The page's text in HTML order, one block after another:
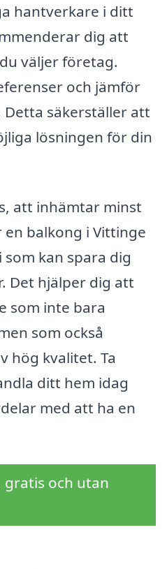
hantverkare i ditt
dig att
väljer företag.
och jämför
säkerställer att
lösningen för din
att inhämtar minst
balkong i Vittinge
kan spara dig
Det hjälper dig att
som inte bara
som också
hög kvalitet. Ta
ditt hem idag
med att ha en
gratis och utan